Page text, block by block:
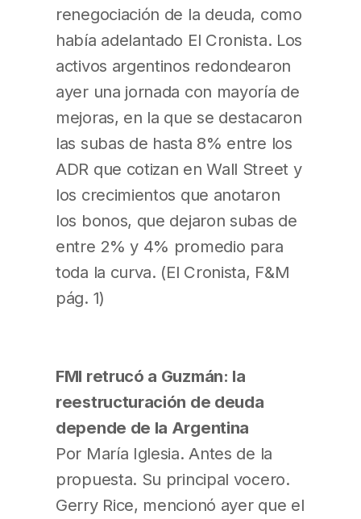
renegociación de la deuda, como
había adelantado El Cronista. Los
activos argentinos redondearon
ayer una jornada con mayoría de
mejoras, en la que se destacaron
las subas de hasta 8% entre los
ADR que cotizan en Wall Street y
los crecimientos que anotaron
los bonos, que dejaron subas de
entre 2% y 4% promedio para
toda la curva. (El Cronista, F&M
pág. 1)
FMI retrucó a Guzmán: la
reestructuración de deuda
depende de la Argentina
Por María Iglesia. Antes de la
propuesta. Su principal vocero.
Gerry Rice, mencionó ayer que el